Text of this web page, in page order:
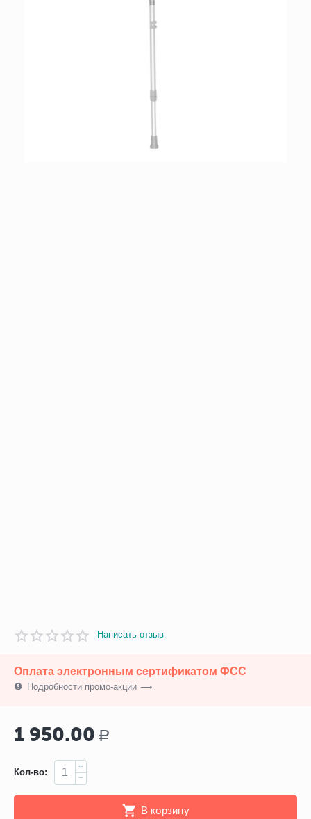
Написать отзыв
Оплата электронным сертификатом ФСС
Подробности промо-акции
1 950.00 Р
Кол-во:
+
−
В корзину